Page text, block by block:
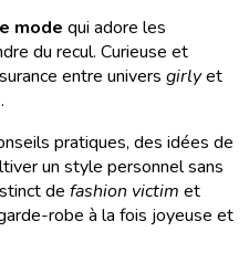
mode qui adore les
du recul. Curieuse et
entre univers girlyet
.
pratiques, des idées de
un style personnel sans
de fashion victim et
robe à la fois joyeuse et